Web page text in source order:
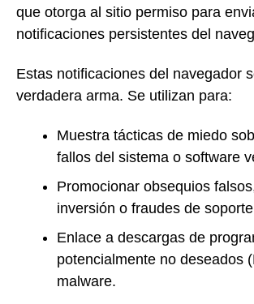
que otorga al sitio permiso para
notificaciones persistentes del
Estas notificaciones del navegador
verdadera arma. Se utilizan para:
Muestra tácticas de miedo
fallos del sistema o software
Promocionar obsequios
inversión o fraudes de
Enlace a descargas de
potencialmente no deseados
malware.